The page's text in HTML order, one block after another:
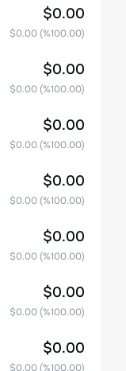
$0.00
$0.00(%100.00)
$0.00
$0.00(%100.00)
$0.00
$0.00(%100.00)
$0.00
$0.00(%100.00)
$0.00
$0.00(%100.00)
$0.00
$0.00(%100.00)
$0.00
$0.00(%100.00)